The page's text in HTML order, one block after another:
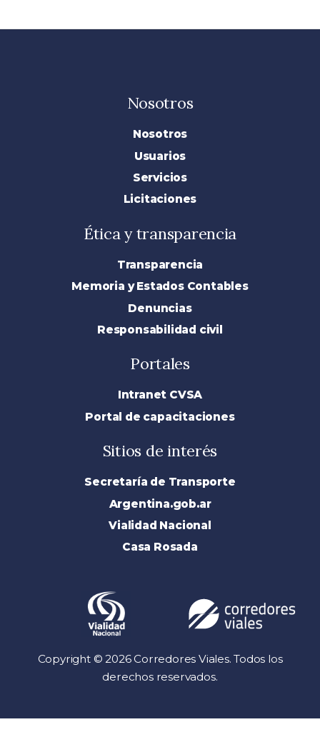
Nosotros
Nosotros
Usuarios
Servicios
Licitaciones
Ética y transparencia
Transparencia
Memoria y Estados Contables
Denuncias
Responsabilidad civil
Portales
Intranet CVSA
Portal de capacitaciones
Sitios de interés
Secretaría de Transporte
Argentina.gob.ar
Vialidad Nacional
Casa Rosada
Copyright © 2026 Corredores Viales. Todos los
derechos reservados.